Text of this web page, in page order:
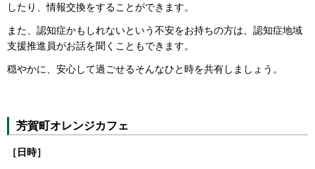
したり、情報交換をすることができます。
また、認知症かもしれないという不安をお持ちの方は、認知症地域
支援推進員がお話を聞くこともできます。
穏やかに、安心して過ごせるそんなひと時を共有しましょう。
芳賀町オレンジカフェ
［日時］